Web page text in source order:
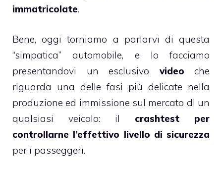
immatricolate.
Bene, oggi torniamo a parlarvi di questa
“simpatica” automobile, e lo facciamo
presentandovi un esclusivo video che
riguarda una delle fasi più delicate nella
produzione ed immissione sul mercato di un
qualsiasi veicolo: il crashtest per
controllarne l’effettivo livello di sicurezza
per i passeggeri.